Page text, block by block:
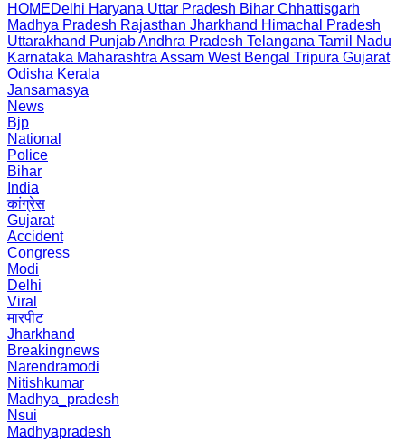
HOMEDelhi Haryana Uttar Pradesh Bihar Chhattisgarh
Madhya Pradesh Rajasthan Jharkhand Himachal Pradesh
Uttarakhand PunjabAndhra Pradesh Telangana Tamil Nadu
Karnataka Maharashtra Assam West Bengal Tripura Gujarat
Odisha Kerala
Jansamasya
News
Bjp
National
Police
Bihar
India
कांग्रेस
Gujarat
Accident
Congress
Modi
Delhi
Viral
मारपीट
Jharkhand
Breakingnews
Narendramodi
Nitishkumar
Madhya_pradesh
Nsui
Madhyapradesh